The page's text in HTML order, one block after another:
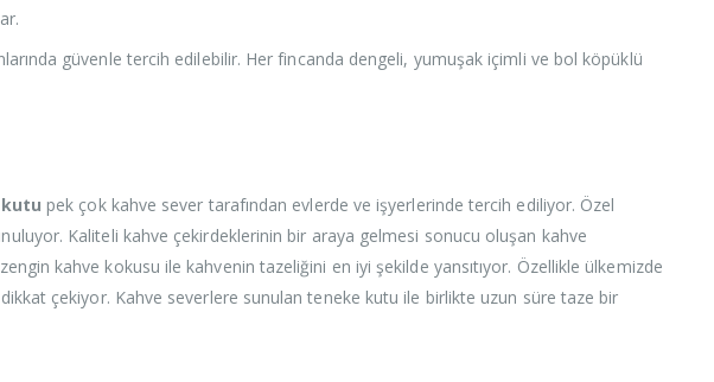
güvenle tercih edilebilir. Her fincanda dengeli, yumuşak içimli ve bol köpüklü
kutu pek çok kahve sever tarafından evlerde ve işyerlerinde tercih ediliyor. Özel
Kaliteli kahve çekirdeklerinin bir araya gelmesi sonucu oluşan kahve
kahve kokusu ile kahvenin tazeliğini en iyi şekilde yansıtıyor. Özellikle ülkemizde
çekiyor. Kahve severlere sunulan teneke kutu ile birlikte uzun süre taze bir